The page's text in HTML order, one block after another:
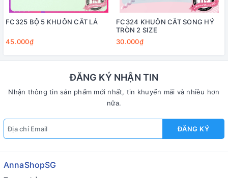
FC325 BỘ 5 KHUÔN CẮT LÁ
45.000₫
FC324 KHUÔN CẮT SONG HỶ
TRÒN 2 SIZE
30.000₫
ĐĂNG KÝ NHẬN TIN
Nhận thông tin sản phẩm mới nhất, tin khuyến mãi và nhiều hơn
nữa.
ĐĂNG KÝ
AnnaShopSG